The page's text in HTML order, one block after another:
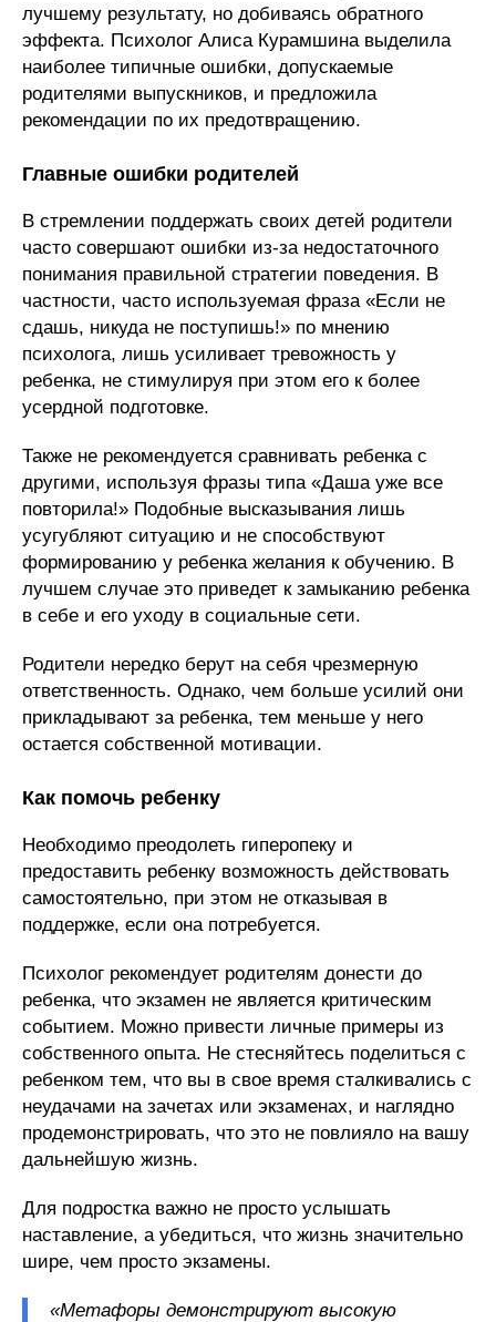
лучшему результату, но добиваясь обратного
эффекта. Психолог Алиса Курамшина выделила
наиболее типичные ошибки, допускаемые
родителями выпускников, и предложила
рекомендации по их предотвращению.
Главные ошибки родителей
В стремлении поддержать своих детей родители
часто совершают ошибки из-за недостаточного
понимания правильной стратегии поведения. В
частности, часто используемая фраза «Если не
сдашь, никуда не поступишь!» по мнению
психолога, лишь усиливает тревожность у
ребенка, не стимулируя при этом его к более
усердной подготовке.
Также не рекомендуется сравнивать ребенка с
другими, используя фразы типа «Даша уже все
повторила!» Подобные высказывания лишь
усугубляют ситуацию и не способствуют
формированию у ребенка желания к обучению. В
лучшем случае это приведет к замыканию ребенка
в себе и его уходу в социальные сети.
Родители нередко берут на себя чрезмерную
ответственность. Однако, чем больше усилий они
прикладывают за ребенка, тем меньше у него
остается собственной мотивации.
Как помочь ребенку
Необходимо преодолеть гиперопеку и
предоставить ребенку возможность действовать
самостоятельно, при этом не отказывая в
поддержке, если она потребуется.
Психолог рекомендует родителям донести до
ребенка, что экзамен не является критическим
событием. Можно привести личные примеры из
собственного опыта. Не стесняйтесь поделиться с
ребенком тем, что вы в свое время сталкивались с
неудачами на зачетах или экзаменах, и наглядно
продемонстрировать, что это не повлияло на вашу
дальнейшую жизнь.
Для подростка важно не просто услышать
наставление, а убедиться, что жизнь значительно
шире, чем просто экзамены.
«Метафоры демонстрируют высокую